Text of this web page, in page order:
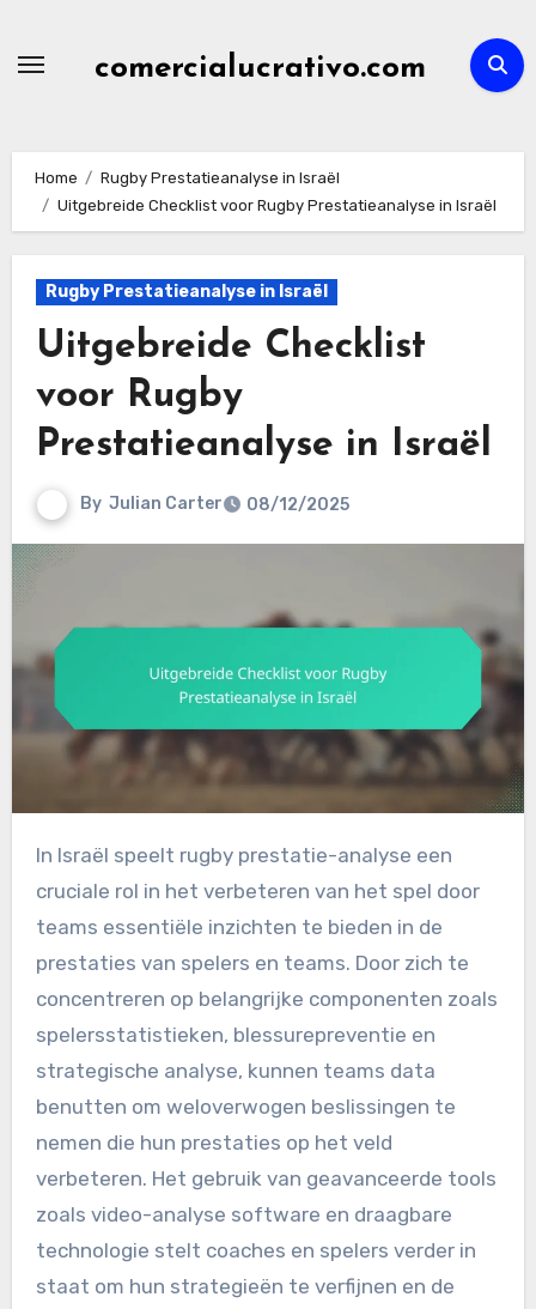
comercialucrativo.com
Home
Rugby Prestatieanalyse in Israël
Uitgebreide Checklist voor Rugby Prestatieanalyse in Israël
Rugby Prestatieanalyse in Israël
Uitgebreide Checklist
voor Rugby
Prestatieanalyse in Israël
By Julian Carter 08/12/2025
In Israël speelt rugby prestatie-analyse een
cruciale rol in het verbeteren van het spel door
teams essentiële inzichten te bieden in de
prestaties van spelers en teams. Door zich te
concentreren op belangrijke componenten zoals
spelersstatistieken, blessurepreventie en
strategische analyse, kunnen teams data
benutten om weloverwogen beslissingen te
nemen die hun prestaties op het veld
verbeteren. Het gebruik van geavanceerde tools
zoals video-analyse software en draagbare
technologie stelt coaches en spelers verder in
staat om hun strategieën te verfijnen en de